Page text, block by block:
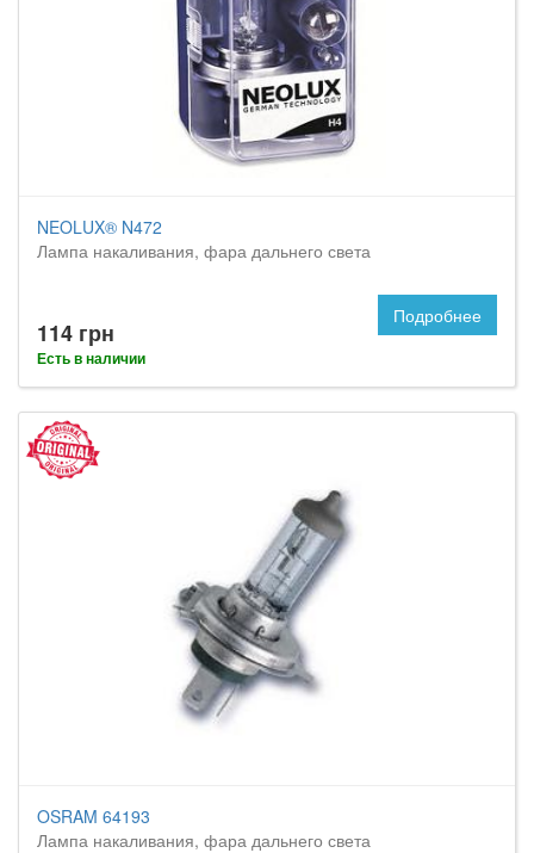
NEOLUX® N472
Лампа накаливания, фара дальнего света
114 грн
Есть в наличии
Подробнее
OSRAM 64193
Лампа накаливания, фара дальнего света